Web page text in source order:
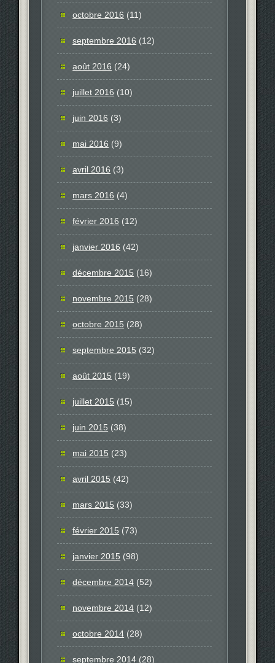
octobre 2016 (11)
septembre 2016 (12)
août 2016 (24)
juillet 2016 (10)
juin 2016 (3)
mai 2016 (9)
avril 2016 (3)
mars 2016 (4)
février 2016 (12)
janvier 2016 (42)
décembre 2015 (16)
novembre 2015 (28)
octobre 2015 (28)
septembre 2015 (32)
août 2015 (19)
juillet 2015 (15)
juin 2015 (38)
mai 2015 (23)
avril 2015 (42)
mars 2015 (33)
février 2015 (73)
janvier 2015 (98)
décembre 2014 (52)
novembre 2014 (12)
octobre 2014 (28)
septembre 2014 (28)